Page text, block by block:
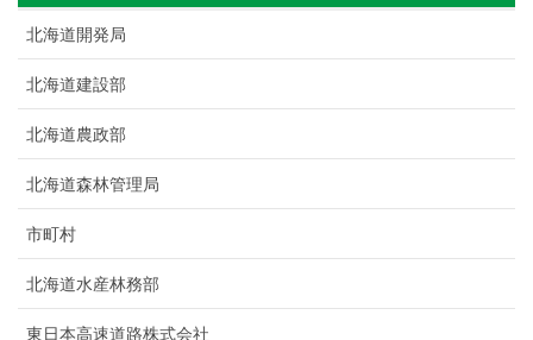
北海道開発局
北海道建設部
北海道農政部
北海道森林管理局
市町村
北海道水産林務部
東日本高速道路株式会社